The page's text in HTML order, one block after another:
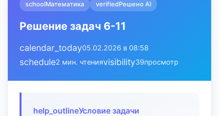
schoolМатематика verifiedРешено AI
Решение задач 6-11
calendar_today05.02.2026 в 08:58
schedule2 мин. чтенияvisibility39просмотр
help_outlineУсловие задачи